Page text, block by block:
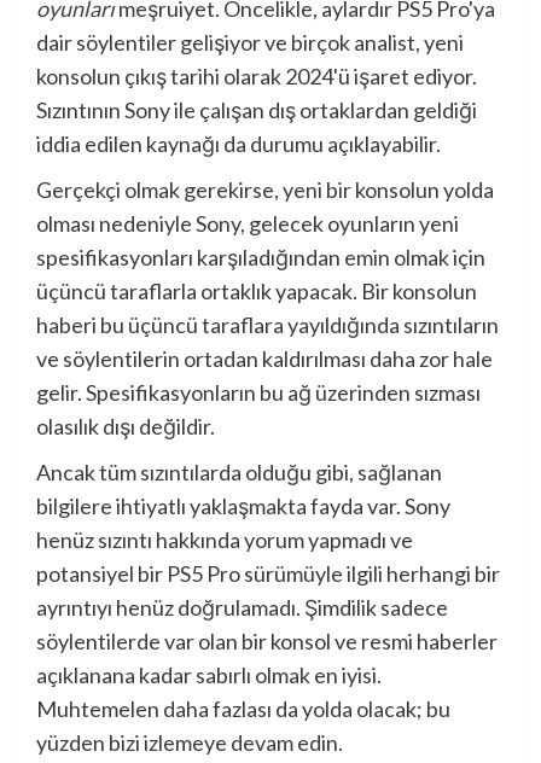
oyunlarımeşruiyet. Öncelikle, aylardır PS5 Pro'ya
dair söylentiler gelişiyor ve birçok analist, yeni
konsolun çıkış tarihi olarak 2024'ü işaret ediyor.
Sızıntının Sony ile çalışan dış ortaklardan geldiği
iddia edilen kaynağı da durumu açıklayabilir.
Gerçekçi olmak gerekirse, yeni bir konsolun yolda
olması nedeniyle Sony, gelecek oyunların yeni
spesifikasyonları karşıladığından emin olmak için
üçüncü taraflarla ortaklık yapacak. Bir konsolun
haberi bu üçüncü taraflara yayıldığında sızıntıların
ve söylentilerin ortadan kaldırılması daha zor hale
gelir. Spesifikasyonların bu ağ üzerinden sızması
olasılık dışı değildir.
Ancak tüm sızıntılarda olduğu gibi, sağlanan
bilgilere ihtiyatlı yaklaşmakta fayda var. Sony
henüz sızıntı hakkında yorum yapmadı ve
potansiyel bir PS5 Pro sürümüyle ilgili herhangi bir
ayrıntıyı henüz doğrulamadı. Şimdilik sadece
söylentilerde var olan bir konsol ve resmi haberler
açıklanana kadar sabırlı olmak en iyisi.
Muhtemelen daha fazlası da yolda olacak; bu
yüzden bizi izlemeye devam edin.